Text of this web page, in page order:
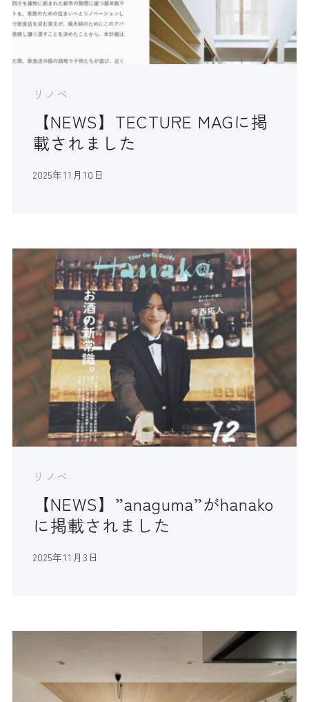
リノベ
【NEWS】TECTURE MAGに掲
載されました
2025年11月10日
リノベ
【NEWS】”anaguma”がhanako
に掲載されました
2025年11月3日